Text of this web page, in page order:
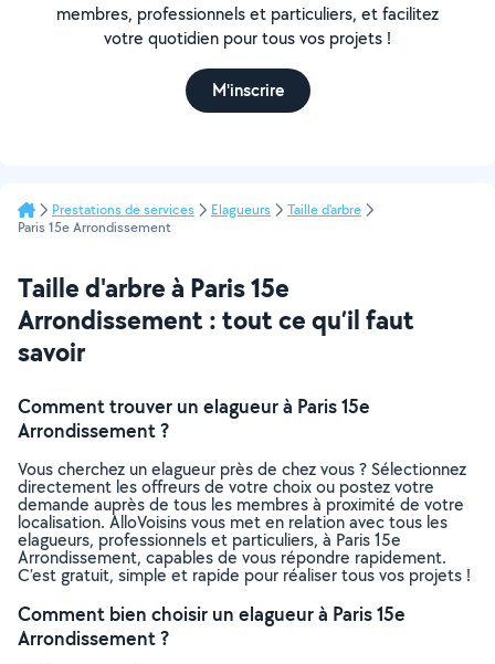
membres, professionnels et particuliers, et facilitez
votre quotidien pour tous vos projets !
M'inscrire
Prestations de services Elagueurs
Taille d'arbre
Paris 15e Arrondissement
Taille d'arbre à Paris 15e
Arrondissement : tout ce qu’il faut
savoir
Comment trouver un elagueur à Paris 15e
Arrondissement ?
Vous cherchez un elagueur près de chez vous ? Sélectionnez
directement les offreurs de votre choix ou postez votre
demande auprès de tous les membres à proximité de votre
localisation. AlloVoisins vous met en relation avec tous les
elagueurs, professionnels et particuliers, à Paris 15e
Arrondissement, capables de vous répondre rapidement.
C’est gratuit, simple et rapide pour réaliser tous vos projets !
Comment bien choisir un elagueur à Paris 15e
Arrondissement ?